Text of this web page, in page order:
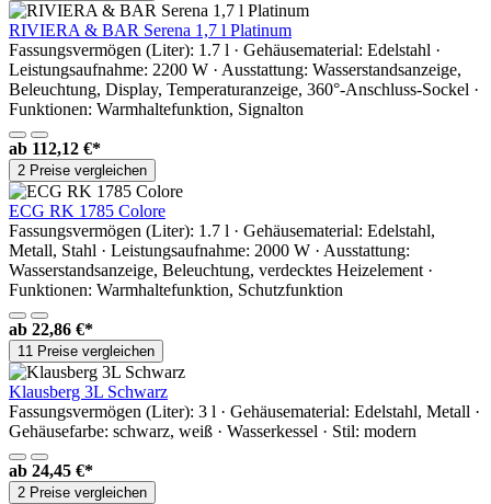
RIVIERA & BAR Serena 1,7 l Platinum
Fassungsvermögen (Liter): 1.7 l · Gehäusematerial: Edelstahl ·
Leistungsaufnahme: 2200 W · Ausstattung: Wasserstandsanzeige,
Beleuchtung, Display, Temperaturanzeige, 360°-Anschluss-Sockel ·
Funktionen: Warmhaltefunktion, Signalton
ab 112,12 €*
2 Preise vergleichen
ECG RK 1785 Colore
Fassungsvermögen (Liter): 1.7 l · Gehäusematerial: Edelstahl,
Metall, Stahl · Leistungsaufnahme: 2000 W · Ausstattung:
Wasserstandsanzeige, Beleuchtung, verdecktes Heizelement ·
Funktionen: Warmhaltefunktion, Schutzfunktion
ab 22,86 €*
11 Preise vergleichen
Klausberg 3L Schwarz
Fassungsvermögen (Liter): 3 l · Gehäusematerial: Edelstahl, Metall ·
Gehäusefarbe: schwarz, weiß · Wasserkessel · Stil: modern
ab 24,45 €*
2 Preise vergleichen